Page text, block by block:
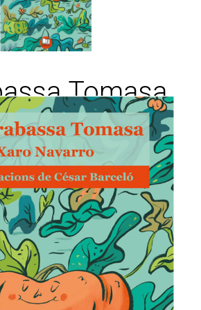
Tomasa